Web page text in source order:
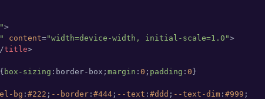
>
content="width=device-width, initial-scale=1.0">
title>
{ box-sizing :border-box; margin : 0 ; padding : 0
bg : #222 ; --border : #444 ; --text : #ddd ; --text-dim : #999 ;